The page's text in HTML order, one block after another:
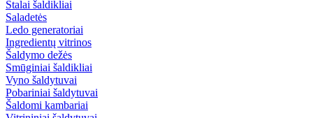
Stalai šaldikliai
Saladetės
Ledo generatoriai
Ingredientų vitrinos
Šaldymo dežės
Smūginiai šaldikliai
Vyno šaldytuvai
Pobariniai šaldytuvai
Šaldomi kambariai